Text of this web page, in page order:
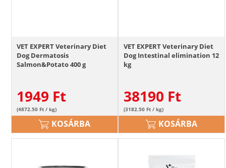
VET EXPERT Veterinary Diet
Dog Dermatosis
Salmon&Potato 400 g
1949 Ft
(4872.50 Ft / kg)
KOSÁRBA
VET EXPERT Veterinary Diet
Dog Intestinal elimination 12
kg
38190 Ft
(3182.50 Ft / kg)
KOSÁRBA